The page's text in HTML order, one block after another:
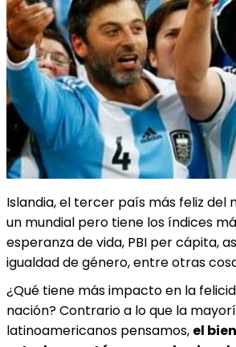
Islandia, el tercer país más feliz del
un mundial pero tiene los índices
esperanza de vida, PBI per cápita,
igualdad de género, entre otras
¿Qué tiene más impacto en la
nación?Contrario a lo que la
latinoamericanos pensamos, el